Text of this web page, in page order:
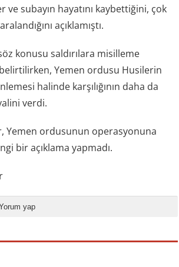
ve subayın hayatını kaybettiğini, çok
açıklamıştı.
konusu saldırılara misilleme
Yemen ordusu Husilerin
halinde karşılığının daha da
verdi.
Yemen ordusunun operasyonuna
bir açıklama yapmadı.
yap